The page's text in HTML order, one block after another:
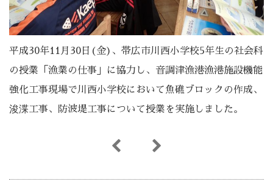
平成30年11月30日(金)、帯広市川西小学校5年生の社会科
の授業「漁業の仕事」に協力し、音調津漁港漁港施設機能
強化工事現場で川西小学校において魚礁ブロックの作成、
浚渫工事、防波堤工事について授業を実施しました。